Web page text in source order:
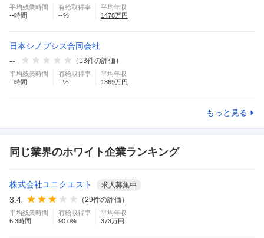
平均残業時間
--時間
有給取得率
--%
平均年収
1478万円
日本シノプシス合同会社
--
（ 13件の評価）
平均残業時間
--時間
有給取得率
--%
平均年収
1369万円
もっと見る
同じ業界のホワイト企業ランキング
株式会社ユニクエスト 求人募集中
3.4 （29件の評価）
平均残業時間
6.3時間
有給取得率
90.0%
平均年収
373万円